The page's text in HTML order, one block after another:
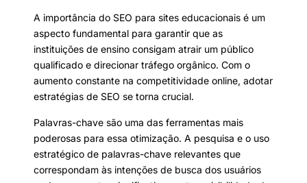
A importância do SEO para sites educacionais é um
aspecto fundamental para garantir que as
instituições de ensino consigam atrair um público
qualificado e direcionar tráfego orgânico. Com o
aumento constante na competitividade online, adotar
estratégias de SEO se torna crucial.
Palavras-chave são uma das ferramentas mais
poderosas para essa otimização. A pesquisa e o uso
estratégico de palavras-chave relevantes que
correspondam às intenções de busca dos usuários